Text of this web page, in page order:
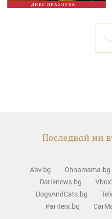
ДНЕС ПРАЗНУВА...
Последвай ни
Abv.bg Ohnamama.bg
Dariknews.bg
DogsAndCats.bg
Pariteni.bg